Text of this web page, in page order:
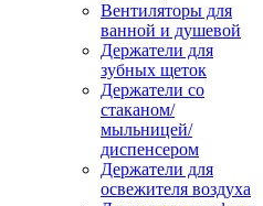
Вентиляторы для
ванной и душевой
Держатели для
зубных щеток
Держатели со
стаканом/
мыльницей/
диспенсером
Держатели для
освежителя воздуха